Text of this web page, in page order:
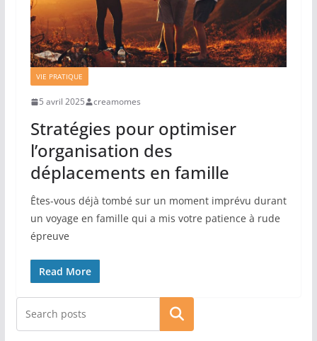
VIE PRATIQUE
5 avril 2025 creamomes
Stratégies pour optimiser
l’organisation des
déplacements en famille
Êtes-vous déjà tombé sur un moment imprévu durant
un voyage en famille qui a mis votre patience à rude
épreuve
Read More
Rechercher